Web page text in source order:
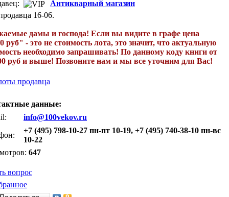
Антикварный магазин
16-06.
дамы и господа! Если вы видите в графе цена
руб" - это не стоимость лота, это значит, что актуальную
необходимо запрашивать! По данному коду книги от
руб и выше! Позвоните нам и мы все уточним для Вас!
продавца
данные:
info@100vekov.ru
+7 (495) 798-10-27 пн-пт 10-19, +7 (495) 740-38-10 пн-вс
10-22
647
вопрос